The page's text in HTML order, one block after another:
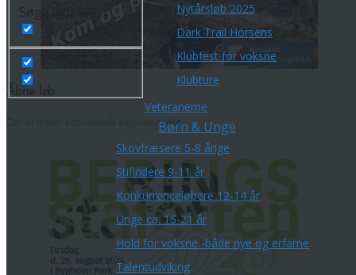
Nytårsløb 2025
Dark Trail Horsens
Klubfest for voksne
Klubture
Veteranerne
Børn & Unge
Skovfræsere 5-8 årige
Stifindere 9-11 år
Konkurrenceløbere 12-14 år
Unge ca. 15-21 år
Hold for voksne -både nye og erfarne
Talentudviking
Der er ingen kommende begivenheder.